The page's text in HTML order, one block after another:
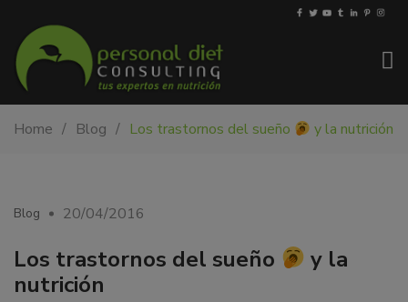
PDiet.com
y
Barcelona.
Mejoramos
la
nutrición
de
Home Blog Los trastornos del sueño y la nutrición
Blog 20/04/2016
Los trastornos del sueño
y la
nutrición